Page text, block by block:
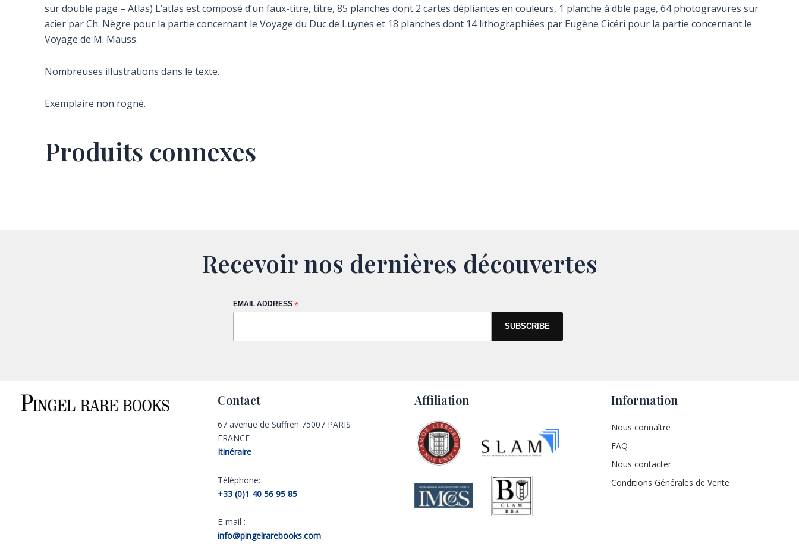
sur double page – Atlas) L’atlas est composé d’un faux-titre, titre, 85 planches dont 2 cartes dépliantes en couleurs, 1 planche à dble page, 64 photogravures sur
acier par Ch. Nègre pour la partie concernant le Voyage du Duc de Luynes et 18 planches dont 14 lithographiées par Eugène Cicéri pour la partie concernant le
Voyage de M. Mauss.
Nombreuses illustrations dans le texte.
Exemplaire non rogné.
Produits connexes
Recevoir nos dernières découvertes
EMAIL ADDRESS *
Contact
67 avenue de Suffren 75007 PARIS
FRANCE
Itinéraire
Téléphone:
+33 (0)1 40 56 95 85
E-mail :
info@pingelrarebooks.com
Affiliation Information
Nous connaître
FAQ
Nous contacter
Conditions Générales de Vente